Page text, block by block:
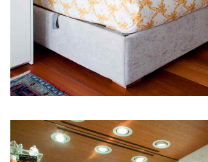
CONTACT
PRIVACY POLICY
COOKIE POLICY
ENGLISH VERSION
DEUTSCHE VERSION
NEWSLETTER
NEWSLETTER